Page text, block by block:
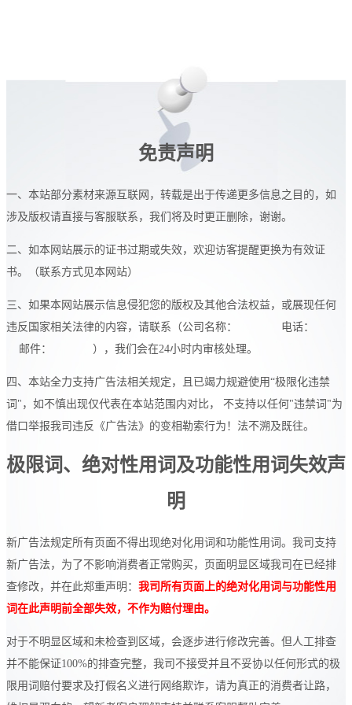
免责声明
一、本站部分素材来源互联网，转载是出于传递更多信息之目的，如
涉及版权请直接与客服联系，我们将及时更正删除，谢谢。
二、如本网站展示的证书过期或失效，欢迎访客提醒更换为有效证
书。（联系方式见本网站）
三、如果本网站展示信息侵犯您的版权及其他合法权益，或展现任何
违反国家相关法律的内容，请联系（公司名称： 电话：
邮件： ），我们会在24小时内审核处理。
四、本站全力支持广告法相关规定，且已竭力规避使用“极限化违禁
词"，如不慎出现仅代表在本站范围内对比， 不支持以任何"违禁词"为
借口举报我司违反《广告法》的变相勒索行为！法不溯及既往。
极限词、绝对性用词及功能性用词失效声
明
新广告法规定所有页面不得出现绝对化用词和功能性用词。我司支持
新广告法，为了不影响消费者正常购买，页面明显区域我司在已经排
查修改，并在此郑重声明： 我司所有页面上的绝对化用词与功能性用
词在此声明前全部失效，不作为赔付理由。
对于不明显区域和未检查到区域，会逐步进行修改完善。但人工排查
并不能保证100%的排查完整，我司不接受并且不妥协以任何形式的极
限用词赔付要求及打假名义进行网络欺诈，请为真正的消费者让路，